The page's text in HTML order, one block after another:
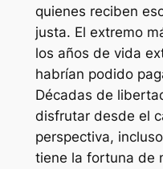
quienes reciben
justa. El extremo
los años de vida
habrían podido
Décadas de
disfrutar desde el
perspectiva,
tiene la fortuna de